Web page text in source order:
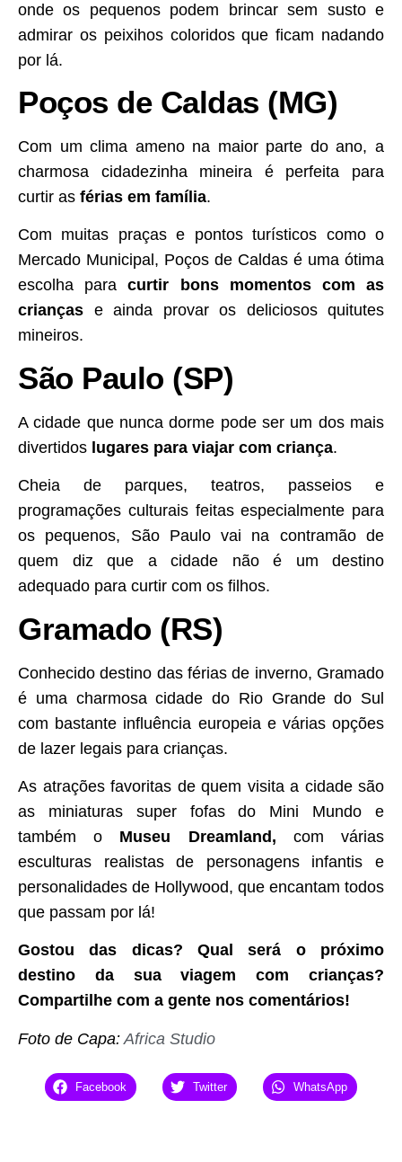
onde os pequenos podem brincar sem susto e
admirar os peixihos coloridos que ficam nadando
por lá.
Poços de Caldas (MG)
Com um clima ameno na maior parte do ano, a
charmosa cidadezinha mineira é perfeita para
curtir as férias em família.
Com muitas praças e pontos turísticos como o
Mercado Municipal, Poços de Caldas é uma ótima
escolha paracurtir bons momentos com as
crianças e ainda provar os deliciosos quitutes
mineiros.
São Paulo (SP)
A cidade que nunca dorme pode ser um dos mais
divertidos lugares para viajar com criança.
Cheia de parques, teatros, passeios e
programações culturais feitas especialmente para
os pequenos, São Paulo vai na contramão de
quem diz que a cidade não é um destino
adequado para curtir com os filhos.
Gramado (RS)
Conhecido destino das férias de inverno, Gramado
é uma charmosa cidade do Rio Grande do Sul
com bastante influência europeia e várias opções
de lazer legais para crianças.
As atrações favoritas de quem visita a cidade são
as miniaturas super fofas do Mini Mundo e
também o Museu Dreamland, com várias
esculturas realistas de personagens infantis e
personalidades de Hollywood, que encantam todos
que passam por lá!
Gostou das dicas? Qual será o próximo
destino da sua viagem com crianças?
Compartilhe com a gente nos comentários!
Foto de Capa: Africa Studio
Facebook Twitter WhatsApp